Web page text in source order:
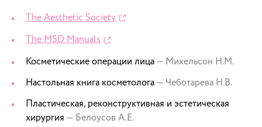
The Aesthetic Society
The MSD Manuals
Косметические операции лица— Михельсон Н.М.
Настольная книга косметолога— Чеботарева Н.В.
Пластическая, реконструктивная и эстетическая
хирургия — Белоусов А.Е.